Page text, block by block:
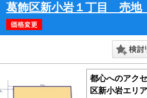
葛飾区新小岩１丁目 売
都心へのアク
区新小岩エリ